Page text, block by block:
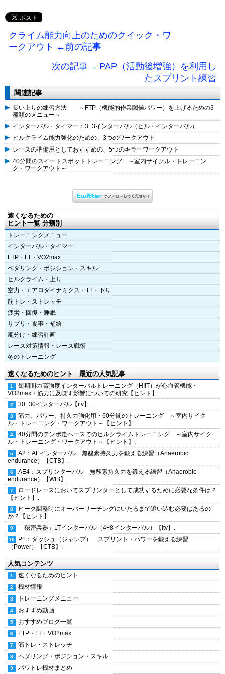
クライム能力向上のためのクイック・ワ
ークアウト ←前の記事
次の記事→ PAP（活動後増強）を利用し
たスプリント練習
関連記事
長い上りの練習方法 ～FTP（機能的作業閾値パワー）を上げるための3
種類のメニュー～
インターバル・タイマー：3+3インターバル（ヒル・インターバル）
ヒルクライム能力強化のための、3つのワークアウト
レースの準備用としておすすめの、5つのキラーワークアウト
40分間のスイートスポットトレーニング ～室内サイクル・トレーニン
グ・ワークアウト～
速くなるための
ヒント一覧 分類別
トレーニングメニュー
インターバル・タイマー
FTP・LT・VO2max
ペダリング・ポジション・スキル
ヒルクライム・上り
空力・エアロダイナミクス・TT・下り
筋トレ・ストレッチ
疲労・回復・睡眠
サプリ・食事・補給
期分け・練習計画
レース対策情報・レース戦術
冬のトレーニング
速くなるためのヒント 最近の人気記事
短期間の高強度インターバルトレーニング（HIIT）が心血管機能・
VO2max・筋力に及ぼす影響についての研究【ヒント】.
30+30インターバル【itv】.
筋力、パワー、持久力強化用・60分間のトレーニング ～室内サイク
ル・トレーニング・ワークアウト～【ヒント】.
40分間のテンポ走ペースでのヒルクライムトレーニング ～室内サイク
ル・トレーニング・ワークアウト～【ヒント】.
A2：AEインターバル 無酸素持久力を鍛える練習（Anaerobic
endurance）【CTB】.
AE4：スプリンターバル 無酸素持久力を鍛える練習（Anaerobic
endurance）【WIB】.
ロードレースにおいてスプリンターとして成功するために必要な条件は？
【ヒント】.
ピーク調整時にオーバーリーチングにいたるまで追い込む必要はあるの
か？【ヒント】.
「秘密兵器」LTインターバル（4+8インターバル）【itv】.
P1：ダッシュ（ジャンプ） スプリント・パワーを鍛える練習
（Power）【CTB】.
人気コンテンツ
速くなるためのヒント
機材情報
トレーニングメニュー
おすすめ動画
おすすめブログ一覧
FTP・LT・VO2max
筋トレ・ストレッチ
ペダリング・ポジション・スキル
パワトレ機材まとめ